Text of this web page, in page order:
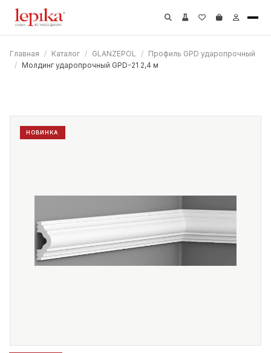
Главная / Каталог / GLANZEPOL / Профиль GPD ударопрочный
/ Молдинг ударопрочный GPD-21 2,4 м
НОВИНКА